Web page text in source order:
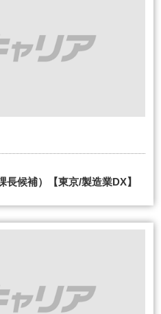
候補）【東京/製造業DX】